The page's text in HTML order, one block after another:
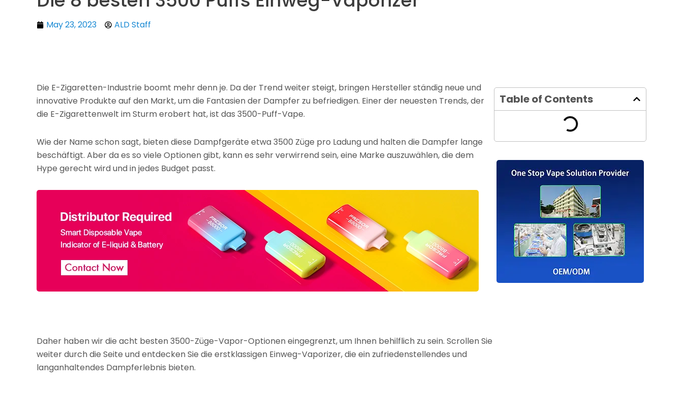
May 23, 2023 ALD Staff
Die E-Zigaretten-Industrie boomt mehr denn je. Da der Trend weiter steigt, bringen Hersteller ständig neue und
innovative Produkte auf den Markt, um die Fantasien der Dampfer zu befriedigen. Einer der neuesten Trends, der
die E-Zigarettenwelt im Sturm erobert hat, ist das 3500-Puff-Vape.
Wie der Name schon sagt, bieten diese Dampfgeräte etwa 3500 Züge pro Ladung und halten die Dampfer lange
beschäftigt. Aber da es so viele Optionen gibt, kann es sehr verwirrend sein, eine Marke auszuwählen, die dem
Hype gerecht wird und in jedes Budget passt.
Daher haben wir die acht besten 3500-Züge-Vapor-Optionen eingegrenzt, um Ihnen behilflich zu sein. Scrollen Sie
weiter durch die Seite und entdecken Sie die erstklassigen Einweg-Vaporizer, die ein zufriedenstellendes und
langanhaltendes Dampferlebnis bieten.
Table of Contents